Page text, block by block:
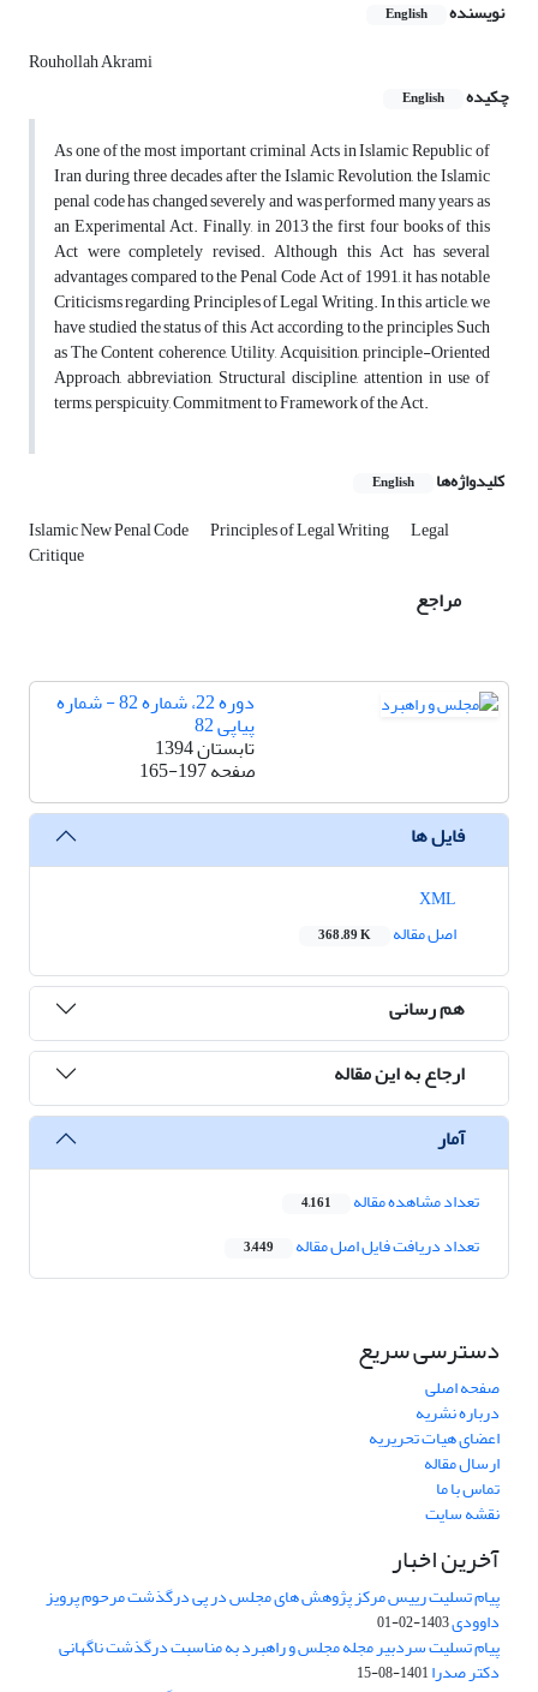
نویسنده English
Rouhollah Akrami
چکیده
English
As one of the most important criminal Acts in Islamic Republic of
Iran during three decades after the Islamic Revolution, the Islamic
penal code has changed severely and was performed many years as
an Experimental Act. Finally, in 2013 the first four books of this
Act were completely revised. Although this Act has several
advantages compared to the Penal Code Act of 1991, it has notable
Criticisms regarding Principles of Legal Writing. In this article, we
have studied the status of this Act according to the principles Such
as The Content coherence, Utility, Acquisition, principle-Oriented
Approach, abbreviation, Structural discipline, attention in use of
terms, perspicuity, Commitment to Framework of the Act.
کلیدواژه‌ها English
Islamic New Penal Code Principles of Legal Writing Legal
Critique
مراجع
دوره 22، شماره 82 - شماره
پیاپی 82
تابستان 1394
صفحه165-197
فایل ها
اصل مقاله
368.89 K
هم رسانی
ارجاع به این مقاله
آمار
تعداد مشاهده مقاله 4,161
تعداد دریافت فایل اصل مقاله 3,449
دسترسی سریع
صفحه اصلی
درباره نشریه
اعضای هیات تحریریه
ارسال مقاله
تماس با ما
نقشه سایت
آخرین اخبار
پیام تسلیت رییس مرکز پژوهش های مجلس در پی درگذشت مرحوم پرویز
داوودی1403-02-01
پیام تسلیت سردبیر مجله مجلس و راهبرد به مناسبت درگذشت ناگهانی
دکتر صدرا1401-08-15